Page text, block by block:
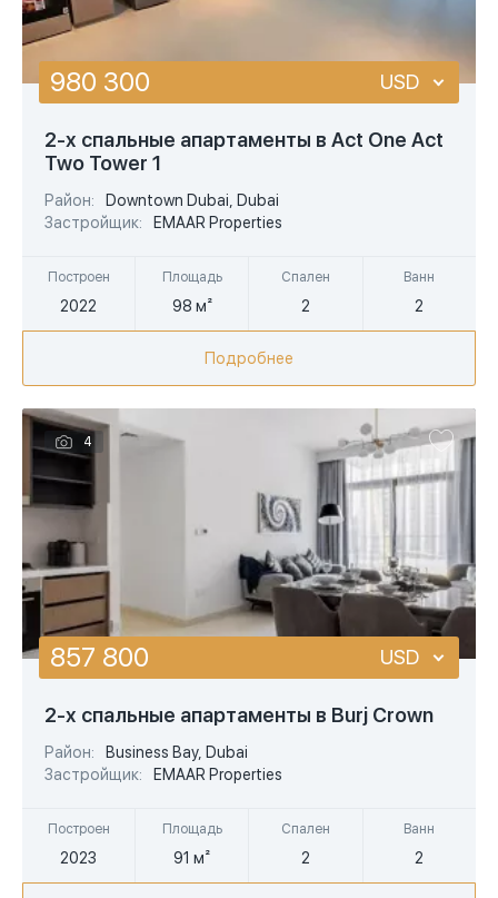
2-х спальные апартаменты в Act One Act
Two Tower 1
Район:
Downtown Dubai, Dubai
Застройщик:
EMAAR Properties
Построен
2022
Площадь
98 м²
Спален
2
Ванн
2
980 300 USD
Подробнее
4
2-х спальные апартаменты в Burj Crown
Район:
Business Bay, Dubai
Застройщик:
EMAAR Properties
Построен
2023
Площадь
91 м²
Спален
2
Ванн
2
857 800 USD